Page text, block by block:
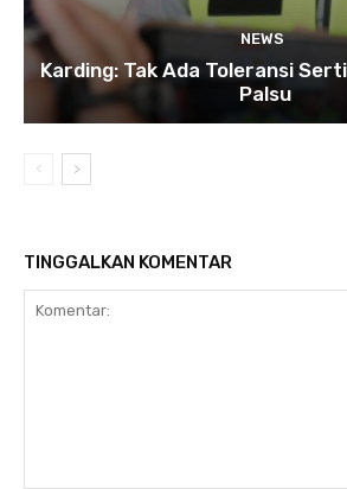
NEWS
Karding: Tak Ada Toleransi
Palsu
TINGGALKAN KOMENTAR